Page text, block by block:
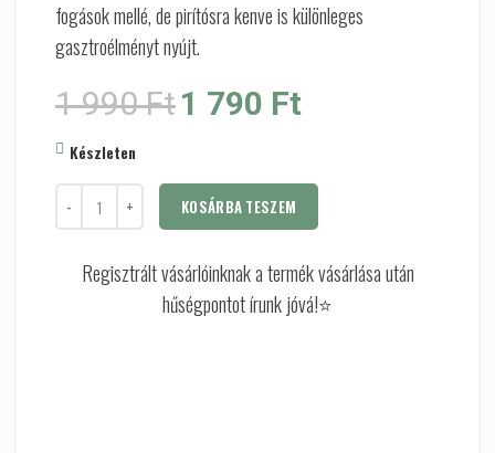
fogások mellé, de pirítósra kenve is különleges
gasztroélményt nyújt.
1 990Ft Original price was: 1 990 Ft.
1 790 Ft
Készleten
KOSÁRBA TESZEM
Regisztrált vásárlóinknak a termék vásárlása után
hűségpontot írunk jóvá!⭐